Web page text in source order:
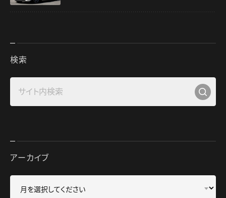
検索
アーカイブ